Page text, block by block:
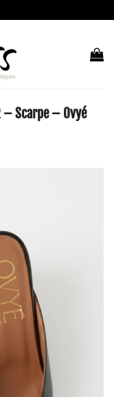
– Scarpe – Ovyé